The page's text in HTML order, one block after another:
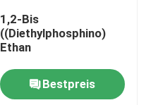
1,2-Bis
((Diethylphosphino)
Ethan
Bestpreis